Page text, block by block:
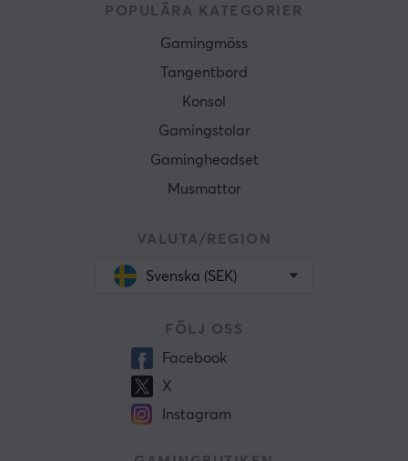
POPULÄRA KATEGORIER
Gamingmöss
Tangentbord
Konsol
Gamingstolar
Gamingheadset
Musmattor
VALUTA/REGION
Svenska (SEK)
FÖLJ OSS
Facebook
X
Instagram